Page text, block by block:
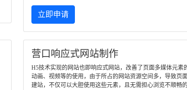
立即申请
营口响应式网站制作
H5技术实现的网站也即响应式网站，改善了页面多媒体元素
动画、视频等的使用，由于所占的网站资源空间多，导致页
建站，不仅可以大胆使用这些元素，且无需担心浏览不顺畅